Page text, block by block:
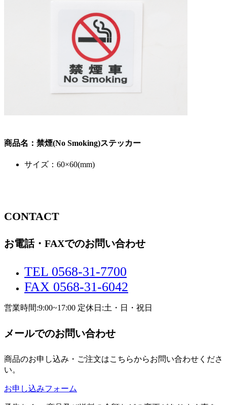
商品名：禁煙(No Smoking)ステッカー
サイズ：60×60(mm)
CONTACT
お電話・FAXでのお問い合わせ
TEL 0568-31-7700
FAX 0568-31-6042
営業時間:9:00~17:00 定休日:土・日・祝日
メールでのお問い合わせ
商品のお申し込み・ご注文はこちらからお問い合わせくださ
い。
お申し込みフォーム